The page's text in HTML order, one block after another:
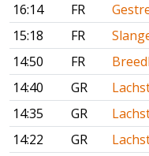
16:14
FR
15:18
FR
14:50
FR
14:40
GR
14:35
GR
14:22
GR